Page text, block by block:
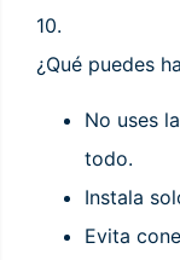
10.
¿Qué puedes
No uses
todo.
Instala
Evita